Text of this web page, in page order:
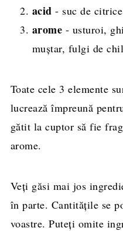
acid- suc de
arome - usturoi,
muștar, fulgi de
Toate cele 3 elemente
lucrează împreună
gătit la cuptor să fie
arome.
Veți găsi mai jos
în parte. Cantitățile se
voastre. Puteți omite